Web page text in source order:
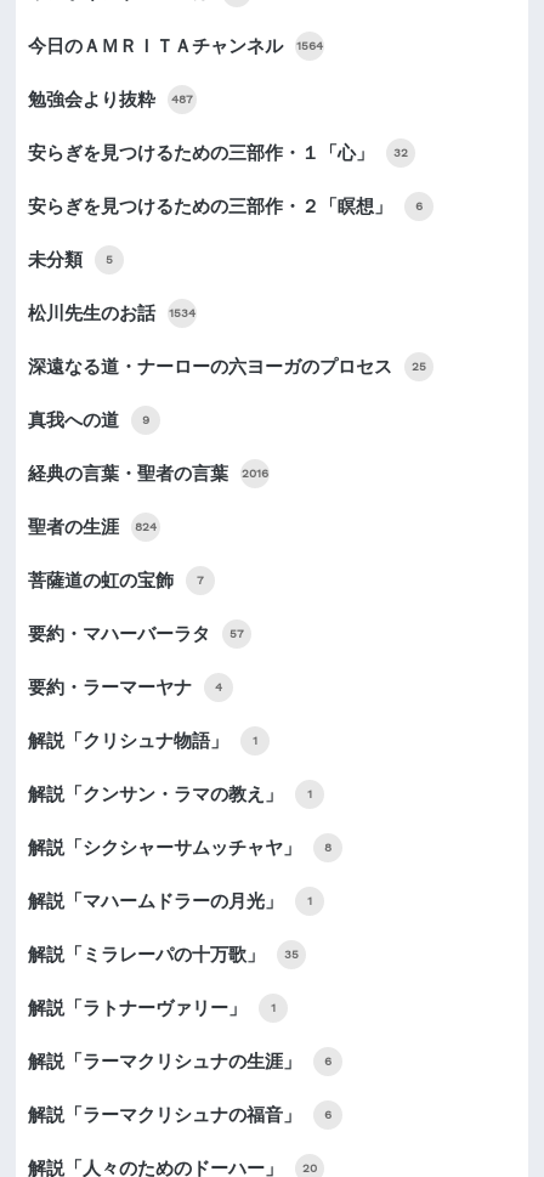
今日のＡＭＲＩＴＡチャンネル 1564
勉強会より抜粋 487
安らぎを見つけるための三部作・１「心」 32
安らぎを見つけるための三部作・２「瞑想」 6
未分類 5
松川先生のお話 1534
深遠なる道・ナーローの六ヨーガのプロセス 25
真我への道 9
経典の言葉・聖者の言葉 2016
聖者の生涯 824
菩薩道の虹の宝飾 7
要約・マハーバーラタ 57
要約・ラーマーヤナ 4
解説「クリシュナ物語」 1
解説「クンサン・ラマの教え」 1
解説「シクシャーサムッチャヤ」 8
解説「マハームドラーの月光」 1
解説「ミラレーパの十万歌」 35
解説「ラトナーヴァリー」 1
解説「ラーマクリシュナの生涯」 6
解説「ラーマクリシュナの福音」 6
解説「人々のためのドーハー」 20